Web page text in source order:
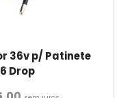
36v p/ Patinete
Drop